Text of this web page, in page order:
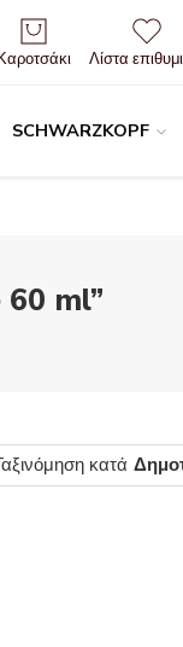
Λίστα
SCHWARZKOPF
60 ml”
κατά